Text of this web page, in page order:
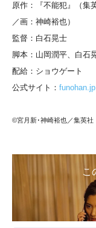
原作：『不能犯』（集
／画：神崎裕也）
監督：白石晃士
脚本：山岡潤平、白石
配給：ショウゲート
公式サイト： funohan.jp
©宮月新･神崎裕也／集英社
こ